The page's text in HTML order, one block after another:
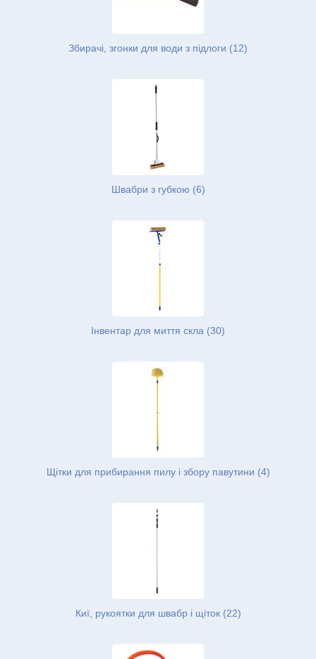
Збирачі, згонки для води з підлоги (12)
Швабри з губкою (6)
Інвентар для миття скла (30)
Щітки для прибирання пилу і збору павутини (4)
Киї, рукоятки для швабр і щіток (22)